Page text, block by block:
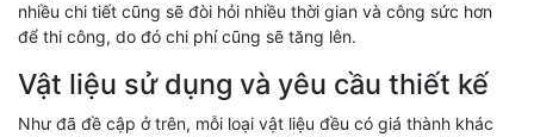
nhiều chi tiết cũng sẽ đòi hỏi nhiều thời gian và công sức hơn
để thi công, do đó chi phí cũng sẽ tăng lên.
Vật liệu sử dụng và yêu cầu thiết kế
Như đã đề cập ở trên, mỗi loại vật liệu đều có giá thành khác